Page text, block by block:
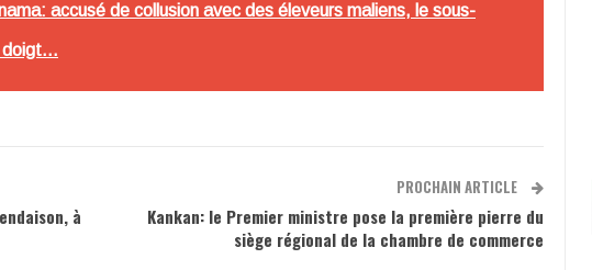
accusé de collusion avec des éleveurs maliens, le sous-
doigt…
à
PROCHAIN ARTICLE
Kankan: le Premier ministre pose la première pierre du
siège régional de la chambre de commerce